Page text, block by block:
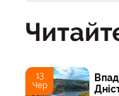
13
Чер